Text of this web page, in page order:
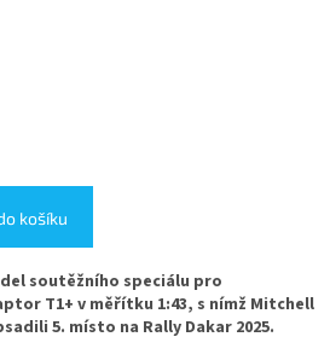
košíku
soutěžního speciálu pro
T1+ v měřítku 1:43, s nímž Mitchell
5. místo na Rally Dakar 2025.